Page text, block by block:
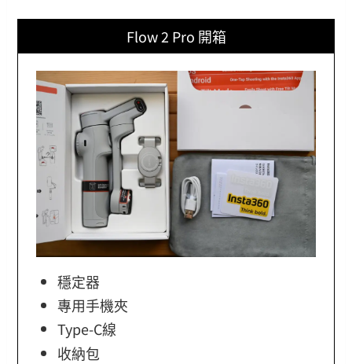
Flow 2 Pro 開箱
穩定器
專用手機夾
Type-C線
收納包